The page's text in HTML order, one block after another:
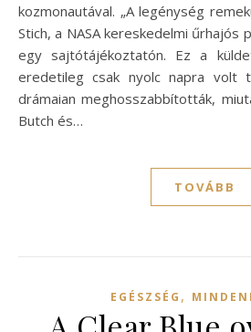
kozmonautával. „A legénység
Stich, a NASA kereskedelmi űrhajós
egy sajtótájékoztatón. Ez a
eredetileg csak nyolc napra volt
drámaian meghosszabbították,
Butch és…
TOVÁBB
EGÉSZSÉG ,